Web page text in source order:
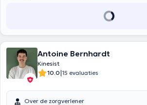
Antoine Bernhardt
Kinesist
10.0|15 evaluaties
Over de zorgverlener